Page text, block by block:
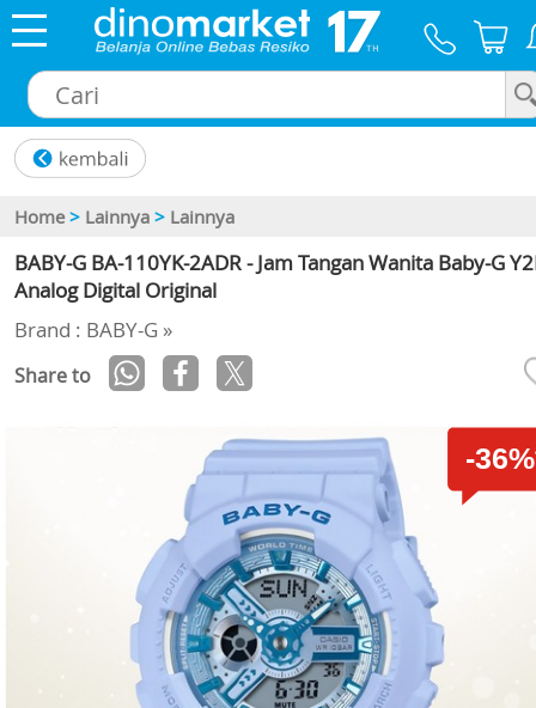
Home > Lainnya > Lainnya
BABY-G BA-110YK-2ADR - Jam Tangan Wanita Baby-G
Analog Digital Original
Brand : BABY-G »
Share to
-